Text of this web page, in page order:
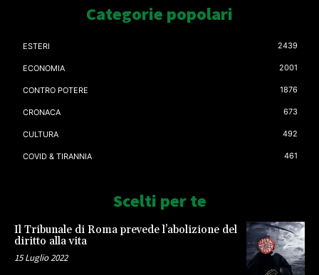
Categorie popolari
ESTERI 2439
ECONOMIA 2001
CONTRO POTERE 1876
CRONACA 673
CULTURA 492
COVID & TIRANNIA 461
Scelti per te
Il Tribunale di Roma prevede l’abolizione del
diritto alla vita
15 Luglio 2022